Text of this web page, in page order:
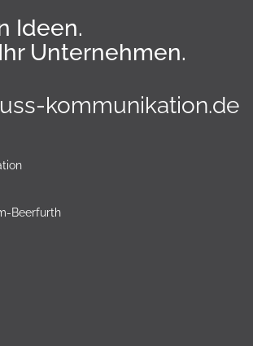
Ideen.
Unternehmen.
kommunikation.de
Beerfurth